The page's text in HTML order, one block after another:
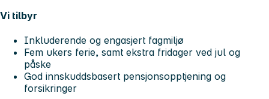
Vi tilbyr
Inkluderende og engasjert fagmiljø
Fem ukers ferie, samt ekstra fridager ved jul og
påske
God innskuddsbasert pensjonsopptjening og
forsikringer